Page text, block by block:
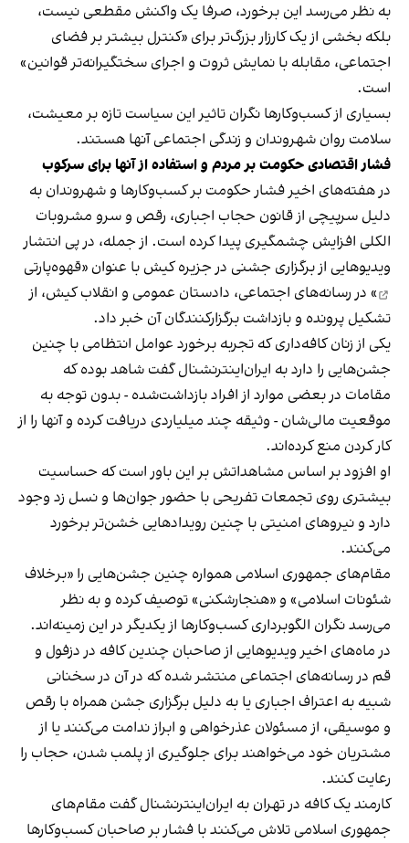
به نظر می‌رسد این برخورد، صرفا یک واکنش مقطعی نیست،
بلکه بخشی از یک کارزار بزرگ‌تر برای «کنترل بیشتر بر فضای
اجتماعی، مقابله با نمایش ثروت و اجرای سختگیرانه‌تر قوانین»
است.
بسیاری از کسب‌وکارها نگران تاثیر این سیاست‌ تازه بر معیشت،
سلامت روان شهروندان و زندگی اجتماعی آنها هستند.
فشار اقتصادی حکومت بر مردم و استفاده از آنها برای سرکوب
در هفته‌های اخیر فشار حکومت بر کسب‌وکارها و شهروندان به
دلیل سرپیچی از قانون حجاب اجباری، رقص و سرو مشروبات
الکلی افزایش چشمگیری پیدا کرده است. از جمله، در پی انتشار
ویدیوهایی از برگزاری جشنی در جزیره کیش با عنوان «قهوه‌پارتی
» در رسانه‌های اجتماعی، دادستان عمومی و انقلاب کیش، از
تشکیل پرونده و بازداشت برگزارکنندگان آن خبر داد.
یکی از زنان کافه‌داری که تجربه برخورد عوامل انتظامی با چنین
جشن‌هایی را دارد به ایران‌اینترنشنال گفت شاهد بوده که
مقامات در بعضی موارد از افراد بازداشت‌‌شده - بدون توجه به
موقعیت مالی‌شان - وثیقه چند میلیاردی دریافت کرده و آنها را از
کار کردن منع کرده‌اند.
او افزود بر اساس مشاهداتش بر این باور است که حساسیت
بیشتری روی تجمعات تفریحی با حضور جوان‌ها و نسل زد وجود
دارد و نیروهای امنیتی با چنین رویدادهایی خشن‌تر برخورد
می‌کنند.
مقام‌های جمهوری اسلامی همواره چنین جشن‌هایی را «برخلاف
شئونات اسلامی» و «هنجارشکنی» توصیف کرده و به نظر
می‌رسد نگران الگوبرداری کسب‌وکارها از یکدیگر در این زمینه‌اند.
در ماه‌های اخیر ویدیوهایی از صاحبان چندین کافه در دزفول و
قم در رسانه‌های اجتماعی منتشر شده که در آن در سخنانی
شبیه به اعتراف اجباری یا به دلیل برگزاری جشن همراه با رقص
و موسیقی، از مسئولان عذرخواهی و ابراز ندامت می‌کنند یا از
مشتریان خود می‌خواهند برای جلوگیری از پلمب شدن، حجاب را
رعایت کنند.
کارمند یک کافه در تهران به ایران‌اینترنشنال گفت مقام‌های
جمهوری اسلامی تلاش می‌کنند با فشار بر صاحبان کسب‌وکارها